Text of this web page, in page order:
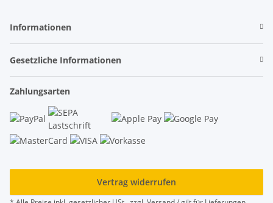
Informationen
Gesetzliche Informationen
Zahlungsarten
Vertrag widerrufen